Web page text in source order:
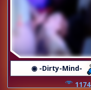
◉ -Dirty-Mind-
1174